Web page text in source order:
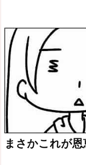
まさかこれが